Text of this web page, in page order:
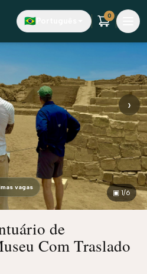
🇧🇷
0
›
vagas
▣ 1/6
de
Com Traslado